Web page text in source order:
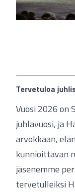
Tervetuloa
Vuosi 2026 on
juhlavuosi, ja
arvokkaan,
kunnioittavan
jäsenemme
tervetulleiksi